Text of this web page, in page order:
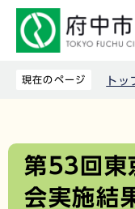
先
現在のページ トッ
文
第53回東
会実施結